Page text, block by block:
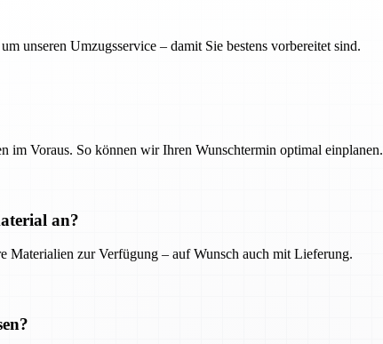
unseren Umzugsservice – damit Sie bestens vorbereitet sind.
im Voraus. So können wir Ihren Wunschtermin optimal einplanen.
an?
Materialien zur Verfügung – auf Wunsch auch mit Lieferung.